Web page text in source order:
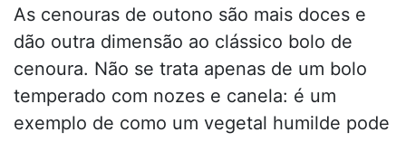
As cenouras de outono são mais doces e
dão outra dimensão ao clássico bolo de
cenoura. Não se trata apenas de um bolo
temperado com nozes e canela: é um
exemplo de como um vegetal humilde pode